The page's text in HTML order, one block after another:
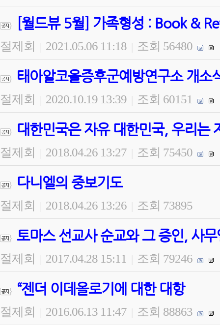
[월드뷰 5월] 가족형성 : Book &
절제회 2021.05.06 11:18 조회 56480
태아알코올증후군예방연구소 개소
절제회 2020.10.19 13:39 조회 60151
대한민국은 자유 대한민국, 우리는
절제회 2018.04.26 13:27 조회 75450
다니엘의 중보기도
절제회 2018.04.26 13:26 조회 73895
토마스 선교사 순교와 그 증인, 사
절제회 2017.04.28 15:11 조회 79246
“젠더 이데올로기에 대한 대항
절제회 2016.06.13 11:47 조회 88863